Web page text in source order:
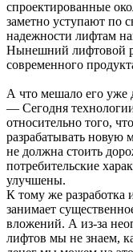
спроектированные
заметно уступают по
надежности лифтам
Нынешний лифтовой
современного
А что мешало его уже
— Сегодня
относительно того,
разрабатывать новую
не должна стоить
потребительские
улучшены.
К тому же разработка
занимает
вложений. А из-за
лифтов мы не знаем,